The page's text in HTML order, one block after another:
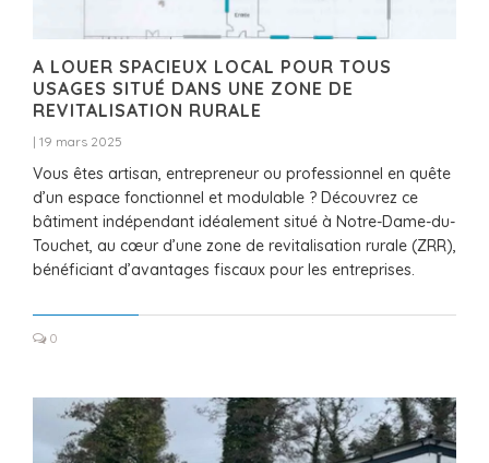
A LOUER SPACIEUX LOCAL POUR TOUS
USAGES SITUÉ DANS UNE ZONE DE
REVITALISATION RURALE
| 19 mars 2025
Vous êtes artisan, entrepreneur ou professionnel en quête
d’un espace fonctionnel et modulable ? Découvrez ce
bâtiment indépendant idéalement situé à Notre-Dame-du-
Touchet, au cœur d’une zone de revitalisation rurale (ZRR),
bénéficiant d’avantages fiscaux pour les entreprises.
0